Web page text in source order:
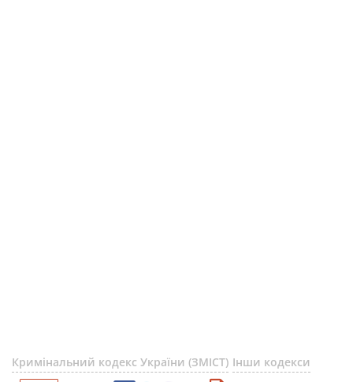
Кримінальний кодекс України (ЗМІСТ) Інши кодекси